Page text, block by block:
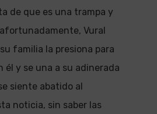
de que es una trampa y
Vural
familia la presiona para
él y se una a su adinerada
siente abatido al
noticia, sin saber las